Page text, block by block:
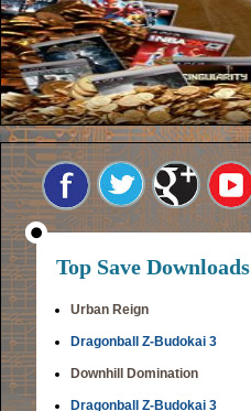
Top Save Downloads
Urban Reign
Dragonball Z-Budokai 3
Downhill Domination
Dragonball Z-Budokai 3